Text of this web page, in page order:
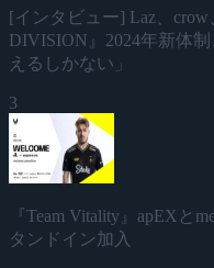
[インタビュー] Laz、
DIVISION』2024年新体
えるしかない」
3
『Team Vitality』apEXと
タンドイン加入